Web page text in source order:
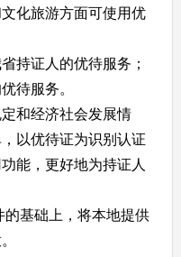
化旅游方面可使用优
证人的优待服务；
服务。
和经济社会发展情
以优待证为识别认证
能，更好地为持证人
基础上，将本地提供